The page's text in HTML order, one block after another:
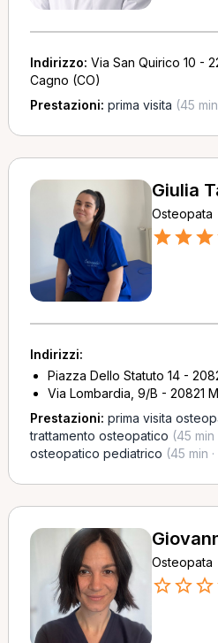
Indirizzo: Via San Quirico 10 -
Cagno (CO)
Prestazioni: prima visita (45
Giulia
Osteopata
Indirizzi:
Piazza Dello Statuto 14 -
Via Lombardia, 9/B - 20821
Prestazioni: prima visita
trattamento osteopatico (45
osteopatico pediatrico (45 min
Osteopata